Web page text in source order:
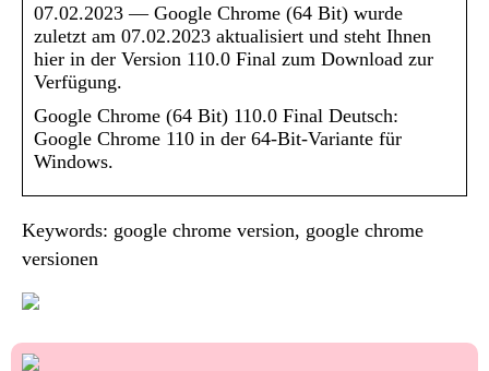
07.02.2023 — Google Chrome (64 Bit) wurde
zuletzt am 07.02.2023 aktualisiert und steht Ihnen
hier in der Version 110.0 Final zum Download zur
Verfügung.
Google Chrome (64 Bit) 110.0 Final Deutsch:
Google Chrome 110 in der 64-Bit-Variante für
Windows.
Keywords: google chrome version, google chrome
versionen